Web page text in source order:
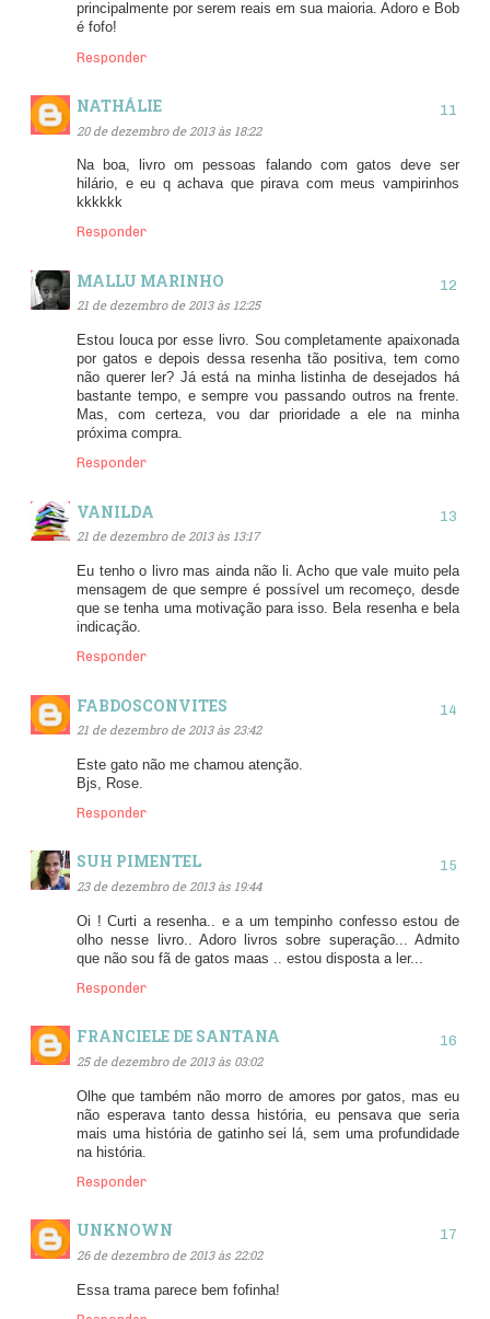
principalmente por serem reais em sua maioria. Adoro e Bob
é fofo!
Responder
NATHÁLIE
20 de dezembro de 2013 às 18:22
Na boa, livro om pessoas falando com gatos deve ser
hilário, e eu q achava que pirava com meus vampirinhos
kkkkkk
Responder
MALLU MARINHO
21 de dezembro de 2013 às 12:25
Estou louca por esse livro. Sou completamente apaixonada
por gatos e depois dessa resenha tão positiva, tem como
não querer ler? Já está na minha listinha de desejados há
bastante tempo, e sempre vou passando outros na frente.
Mas, com certeza, vou dar prioridade a ele na minha
próxima compra.
Responder
VANILDA
21 de dezembro de 2013 às 13:17
Eu tenho o livro mas ainda não li. Acho que vale muito pela
mensagem de que sempre é possível um recomeço, desde
que se tenha uma motivação para isso. Bela resenha e bela
indicação.
Responder
FABDOSCONVITES
21 de dezembro de 2013 às 23:42
Este gato não me chamou atenção.
Bjs, Rose.
Responder
SUH PIMENTEL
23 de dezembro de 2013 às 19:44
Oi ! Curti a resenha.. e a um tempinho confesso estou de
olho nesse livro.. Adoro livros sobre superação... Admito
que não sou fã de gatos maas .. estou disposta a ler...
Responder
FRANCIELE DE SANTANA
25 de dezembro de 2013 às 03:02
Olhe que também não morro de amores por gatos, mas eu
não esperava tanto dessa história, eu pensava que seria
mais uma história de gatinho sei lá, sem uma profundidade
na história.
Responder
UNKNOWN
26 de dezembro de 2013 às 22:02
Essa trama parece bem fofinha!